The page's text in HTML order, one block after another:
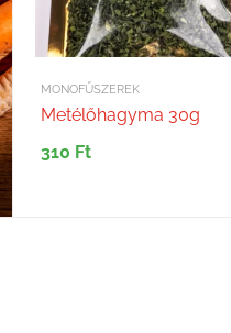
MONOFŰSZEREK
Metélőhagyma 30g
310 Ft